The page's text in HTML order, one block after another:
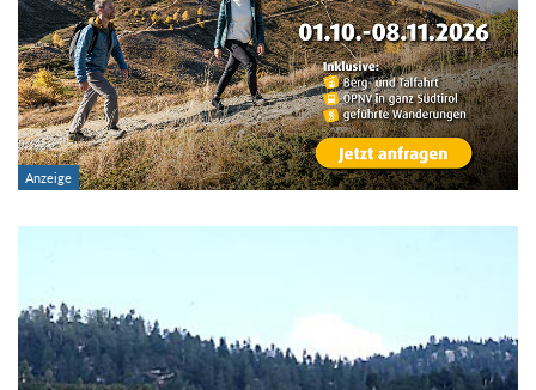
Gebirge:
Hütten-Typ:
Suchbegriff: